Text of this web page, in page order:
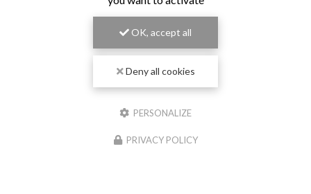
OK, accept all
Deny all cookies
PERSONALIZE
PRIVACY POLICY